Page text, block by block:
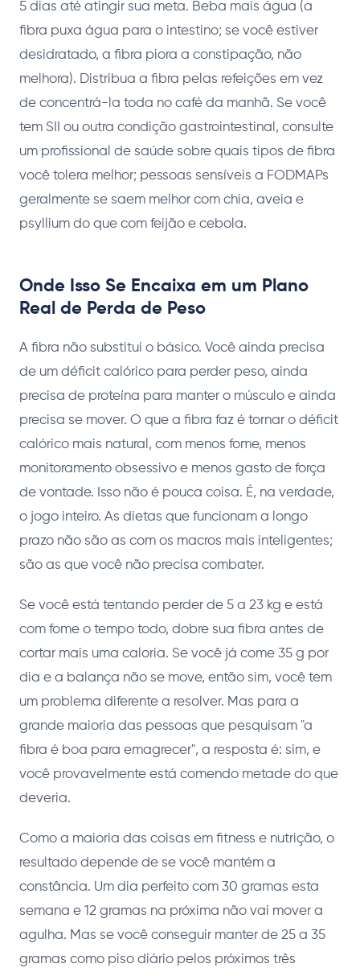
5 dias até atingir sua meta. Beba mais água (a
fibra puxa água para o intestino; se você estiver
desidratado, a fibra piora a constipação, não
melhora). Distribua a fibra pelas refeições em vez
de concentrá-la toda no café da manhã. Se você
tem SII ou outra condição gastrointestinal, consulte
um profissional de saúde sobre quais tipos de fibra
você tolera melhor; pessoas sensíveis a FODMAPs
geralmente se saem melhor com chia, aveia e
psyllium do que com feijão e cebola.
Onde Isso Se Encaixa em um Plano
Real de Perda de Peso
A fibra não substitui o básico. Você ainda precisa
de um déficit calórico para perder peso, ainda
precisa de proteína para manter o músculo e ainda
precisa se mover. O que a fibra faz é tornar o déficit
calórico mais natural, com menos fome, menos
monitoramento obsessivo e menos gasto de força
de vontade. Isso não é pouca coisa. É, na verdade,
o jogo inteiro. As dietas que funcionam a longo
prazo não são as com os macros mais inteligentes;
são as que você não precisa combater.
Se você está tentando perder de 5 a 23 kg e está
com fome o tempo todo, dobre sua fibra antes de
cortar mais uma caloria. Se você já come 35 g por
dia e a balança não se move, então sim, você tem
um problema diferente a resolver. Mas para a
grande maioria das pessoas que pesquisam "a
fibra é boa para emagrecer", a resposta é: sim, e
você provavelmente está comendo metade do que
deveria.
Como a maioria das coisas em fitness e nutrição, o
resultado depende de se você mantém a
constância. Um dia perfeito com 30 gramas esta
semana e 12 gramas na próxima não vai mover a
agulha. Mas se você conseguir manter de 25 a 35
gramas como piso diário pelos próximos três